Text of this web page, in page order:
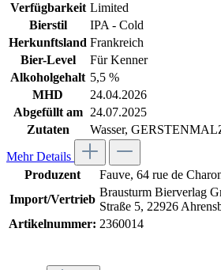
Verfügbarkeit Limited
Bierstil
IPA - Cold
Herkunftsland Frankreich
Bier-Level
Für Kenner
Alkoholgehalt 5,5 %
MHD
24.04.2026
Abgefüllt am
24.07.2025
Zutaten
Wasser,
Mehr Details
Produzent
Fauve, 64 rue de
Import/Vertrieb
Brausturm Bierverlag
Straße 5, 22926
Artikelnummer: 2360014